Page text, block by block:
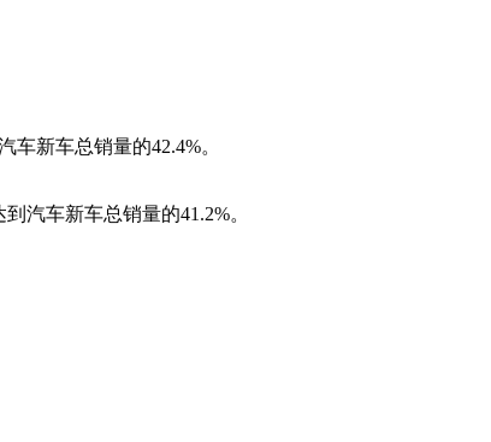
新车总销量的42.4%。
汽车新车总销量的41.2%。